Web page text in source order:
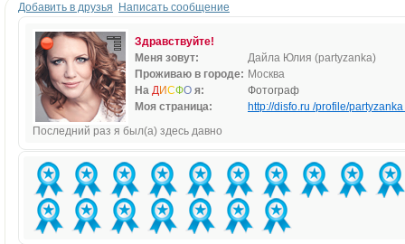
Добавить в друзья Написать сообщение
Здравствуйте!
Меня зовут:
Дайла Юлия (partyzanka)
Проживаю в городе: Москва
На ДИСФО я:
Фотограф
Моя страница:
http://disfo.ru /profile/partyzanka
Последний раз я был(а) здесь давно